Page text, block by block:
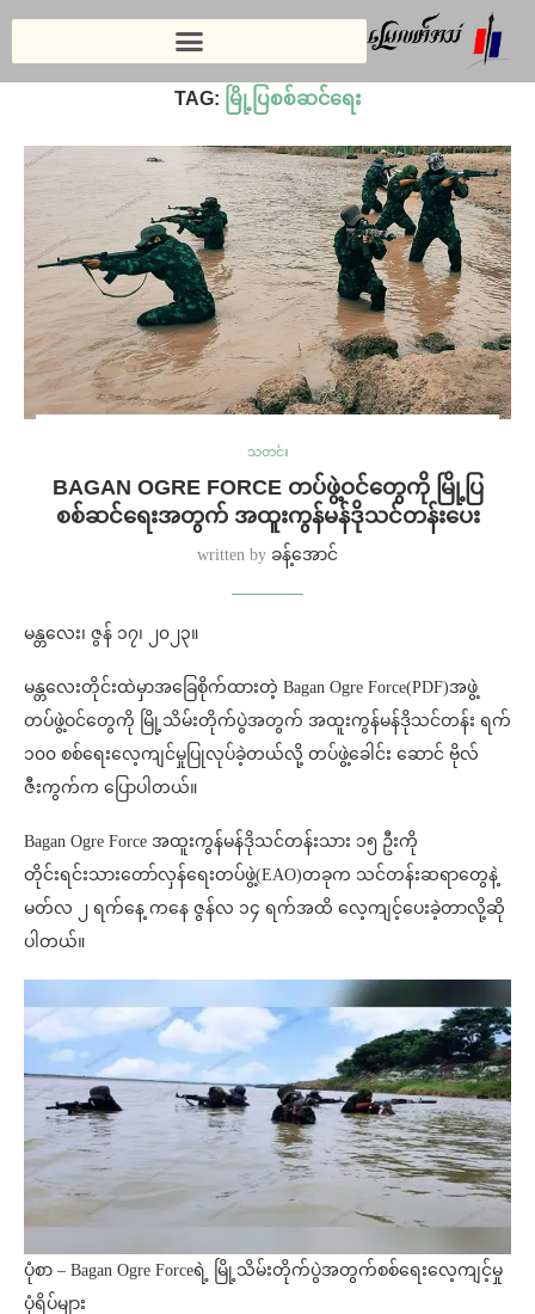
မြို့ပြစစ်ဆင်ရေး
TAG: မြို့ပြစစ်ဆင်ရေး
သတင်း
BAGAN OGRE FORCE တပ်ဖွဲ့ဝင်တွေကို မြို့ပြ
စစ်ဆင်ရေးအတွက် အထူးကွန်မန်ဒိုသင်တန်းပေး
written by ခန့်အောင်
မန္တလေး၊ ဇွန် ၁၇၊ ၂၀၂၃။
မန္တလေးတိုင်းထဲမှာအခြေစိုက်ထားတဲ့ Bagan Ogre Force(PDF)အဖွဲ့
တပ်ဖွဲ့ဝင်တွေကို မြို့သိမ်းတိုက်ပွဲအတွက် အထူးကွန်မန်ဒိုသင်တန်း ရက်
၁၀၀ စစ်ရေးလေ့ကျင်မှုပြုလုပ်ခဲ့တယ်လို့ တပ်ဖွဲ့ခေါင်း ဆောင် ဗိုလ်
ဇီးကွက်က ပြောပါတယ်။
Bagan Ogre Force အထူးကွန်မန်ဒိုသင်တန်းသား ၁၅ ဦးကို
တိုင်းရင်းသားတော်လှန်ရေးတပ်ဖွဲ့(EAO)တခုက သင်တန်းဆရာတွေနဲ့
မတ်လ ၂ ရက်နေ့ ကနေ ဇွန်လ ၁၄ ရက်အထိ လေ့ကျင့်ပေးခဲ့တာလို့ဆို
ပါတယ်။
ပုံစာ – Bagan Ogre Forceရဲ့ မြို့သိမ်းတိုက်ပွဲအတွက်စစ်ရေးလေ့ကျင့်မှု
ပုံရိပ်များ